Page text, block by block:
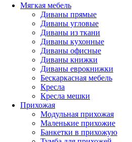
Мягкая мебель
Диваны прямые
Диваны угловые
Диваны из ткани
Диваны кухонные
Диваны офисные
Диваны книжки
Диваны еврокнижки
Бескаркасная мебель
Кресла
Кресла мешки
Прихожая
Модульная прихожая
Маленькие прихожие
Банкетки в прихожую